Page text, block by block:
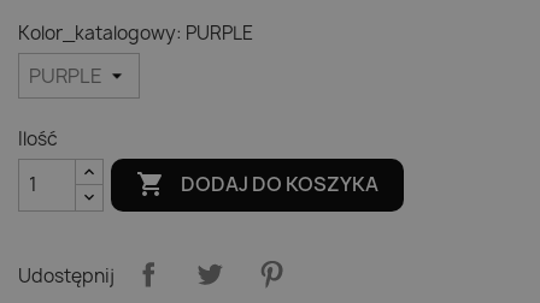
Kolor_katalogowy: PURPLE
Ilość
 DODAJ DO KOSZYKA
Udostępnij